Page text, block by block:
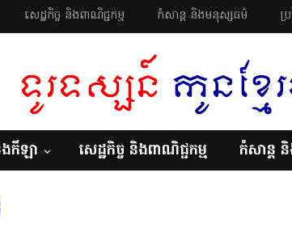
សេដ្ឋកិច្ច និងពាណិជ្ជកម្ម កំសាន្ត និងមនុស្សធម៌ ប្
កីឡា សេដ្ឋកិច្ច និងពាណិជ្ជកម្ម កំសាន្ត